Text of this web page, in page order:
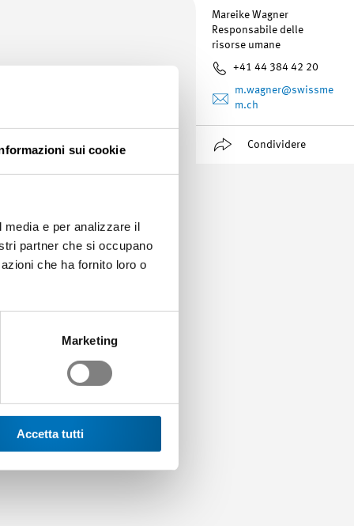
sui cookie
e per analizzare il
partner che si occupano
che ha fornito loro o
Marketing
Accetta tutti
Mareike Wagner
Responsabile delle
risorse umane
+41 44 384 42 20
m.wagner@swissme
m.ch
Condividere
associate. Il
responsabilità e
piatte. Un